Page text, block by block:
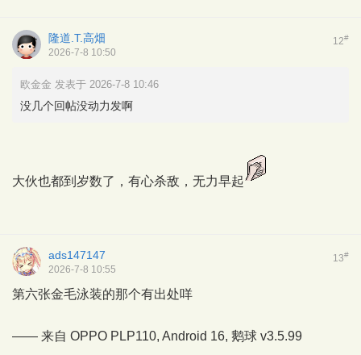
12#
隆道.T.高畑
2026-7-8 10:50
欧金金 发表于 2026-7-8 10:46
没几个回帖没动力发啊
大伙也都到岁数了，有心杀敌，无力早起
13#
ads147147
2026-7-8 10:55
第六张金毛泳装的那个有出处咩
—— 来自 OPPO PLP110, Android 16, 鹅球 v3.5.99